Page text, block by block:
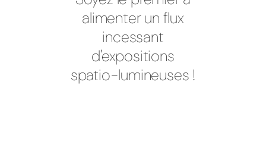
alimenter un flux
incessant
d'expositions
spatio-lumineuses !